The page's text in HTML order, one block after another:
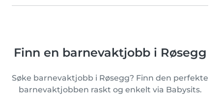
Finn en barnevaktjobb i Røsegg
Søke barnevaktjobb i Røsegg? Finn den perfekte
barnevaktjobben raskt og enkelt via Babysits.